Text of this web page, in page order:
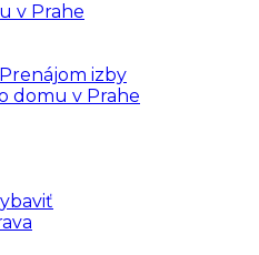
v Prahe
izby
domu v Prahe